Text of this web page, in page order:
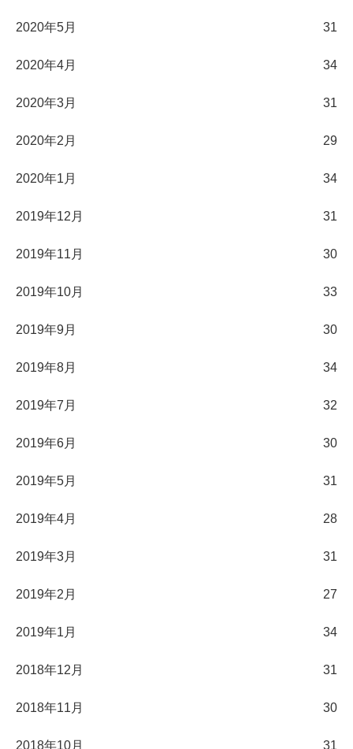
2020年5月 31
2020年4月 34
2020年3月 31
2020年2月 29
2020年1月 34
2019年12月 31
2019年11月 30
2019年10月 33
2019年9月 30
2019年8月 34
2019年7月 32
2019年6月 30
2019年5月 31
2019年4月 28
2019年3月 31
2019年2月 27
2019年1月 34
2018年12月 31
2018年11月 30
2018年10月 31